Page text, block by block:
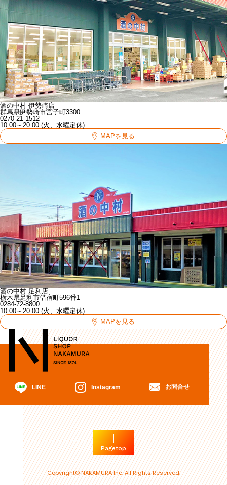
酒の中村 伊勢崎店
群馬県伊勢崎市宮子町3300
0270-21-1512
10:00～20:00 (火、水曜定休)
MAPを見る
酒の中村 足利店
栃木県足利市借宿町596番1
0284-72-8800
10:00～20:00 (火、水曜定休)
MAPを見る
LINE Instagram お問合せ
Pagetop
Copyright© NAKAMURA Inc. All Rights Reserved.